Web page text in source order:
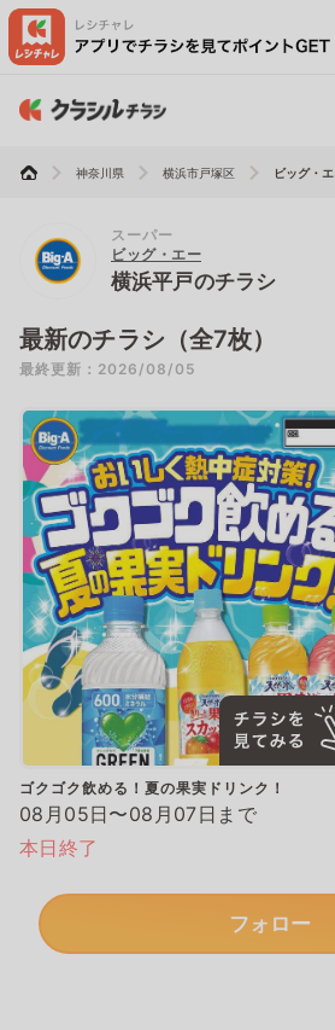
神奈川県 横浜市戸塚区 ビッグ・
スーパー
ビッグ・エー
横浜平戸のチラシ
最新のチラシ（全7枚）
最終更新：2026/08/05
ゴクゴク飲める！夏の果実ドリンク！
08月05日〜08月07日まで
本日終了
フォロー